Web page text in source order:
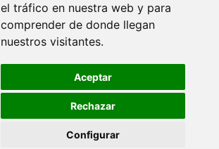
el tráfico en nuestra web y para
comprender de donde llegan
nuestros visitantes.
Aceptar
Rechazar
Configurar